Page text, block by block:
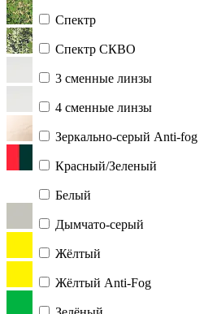
Спектр
Спектр СКВО
3 сменные линзы
4 сменные линзы
Зеркально-серый Anti-fog
Красный/Зеленый
Белый
Дымчато-серый
Жёлтый
Жёлтый Anti-Fog